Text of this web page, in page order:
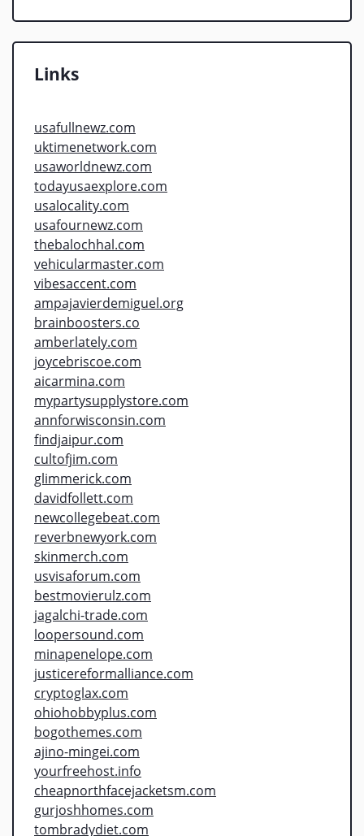
Links
usafullnewz.com
uktimenetwork.com
usaworldnewz.com
todayusaexplore.com
usalocality.com
usafournewz.com
thebalochhal.com
vehicularmaster.com
vibesaccent.com
ampajavierdemiguel.org
brainboosters.co
amberlately.com
joycebriscoe.com
aicarmina.com
mypartysupplystore.com
annforwisconsin.com
findjaipur.com
cultofjim.com
glimmerick.com
davidfollett.com
newcollegebeat.com
reverbnewyork.com
skinmerch.com
usvisaforum.com
bestmovierulz.com
jagalchi-trade.com
loopersound.com
minapenelope.com
justicereformalliance.com
cryptoglax.com
ohiohobbyplus.com
bogothemes.com
ajino-mingei.com
yourfreehost.info
cheapnorthfacejacketsm.com
gurjoshhomes.com
tombradydiet.com